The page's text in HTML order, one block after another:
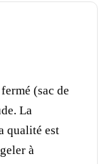
(sac de
La
qualité est
à